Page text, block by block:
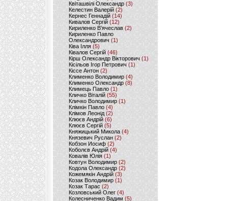
Квіташвілі Олександр(3)
Келестин Валерій(2)
Кернес Геннадій (14)
Кивалов Сергій (12)
Кириленко В’ячеслав (2)
Кириленко Павло
Олександрович (1)
Ківа Ілля (5)
Ківалов Сергій(46)
Кірш Олександр Вікторович (1)
Кісільов Ігор Петрович (1)
Кіссе Антон (2)
Клименко Володимир(4)
Клименко Олександр (8)
Климець Павло (1)
Кличко Віталій(55)
Кличко Володимир (1)
Клімкін Павло (4)
Клімов Леонід(2)
Клюєв Андрій(6)
Клюєв Сергій (5)
Княжицький Микола(4)
Князевич Руслан (2)
Кобзон Иосиф(2)
Коболєв Андрій (4)
Ковалів Юлія(1)
Ковтун Володимир (2)
Кодола Олександр (2)
Кожемякін Андрій (3)
Козак Володимир (1)
Козак Тарас (2)
Козловський Олег(4)
Колесниченко Вадим (5)